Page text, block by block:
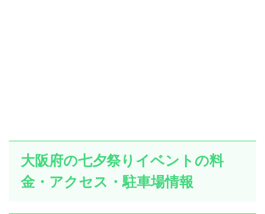
大阪府の七夕祭りイベントの料
金・アクセス・駐車場情報